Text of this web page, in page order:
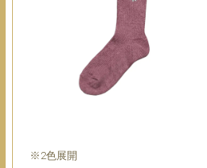
※2色展開